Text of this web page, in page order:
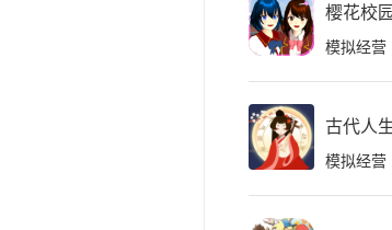
模拟经营
模拟经营